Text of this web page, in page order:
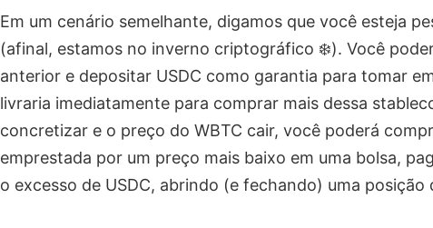
Em um cenário semelhante, digamos que você esteja
(afinal, estamos no inverno criptográfico ❄️). Você
anterior e depositar USDC como garantia para tomar
livraria imediatamente para comprar mais dessa
concretizar e o preço do WBTC cair, você poderá
emprestada por um preço mais baixo em uma bolsa,
o excesso de USDC, abrindo (e fechando) uma posição